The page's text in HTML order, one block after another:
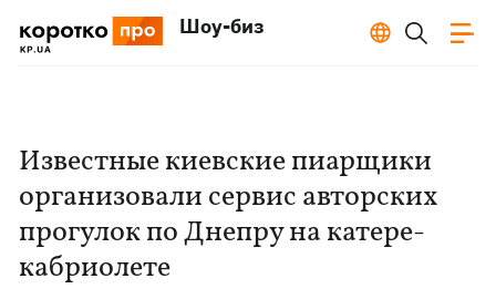
Шоу-биз
Известные киевские пиарщики
организовали сервис авторских
прогулок по Днепру на катере-
кабриолете